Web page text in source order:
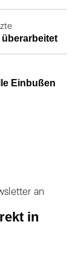
überarbeitet
Einbußen
an
in